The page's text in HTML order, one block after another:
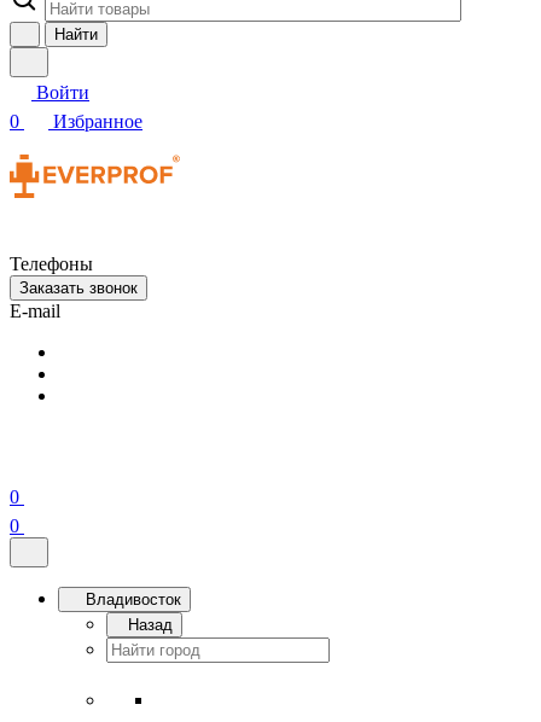
Найти
Войти
0
Избранное
Телефоны
Заказать звонок
E-mail
0
0
Владивосток
Назад